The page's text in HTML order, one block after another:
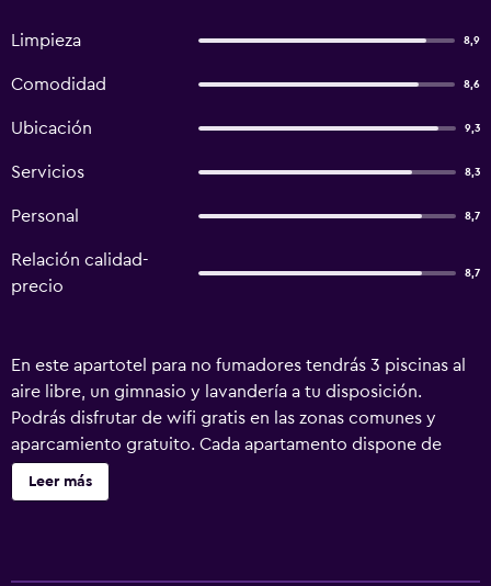
Limpieza 8,9
Comodidad 8,6
Ubicación 9,3
Servicios 8,3
Personal 8,7
Relación calidad-
precio
8,7
En este apartotel para no fumadores tendrás 3 piscinas al
aire libre, un gimnasio y lavandería a tu disposición.
Podrás disfrutar de wifi gratis en las zonas comunes y
aparcamiento gratuito. Cada apartamento dispone de
secadora, zona de estar, wifi gratis y televisión de pantalla
plana con canales por cable. También podrás disfrutar de
Leer más